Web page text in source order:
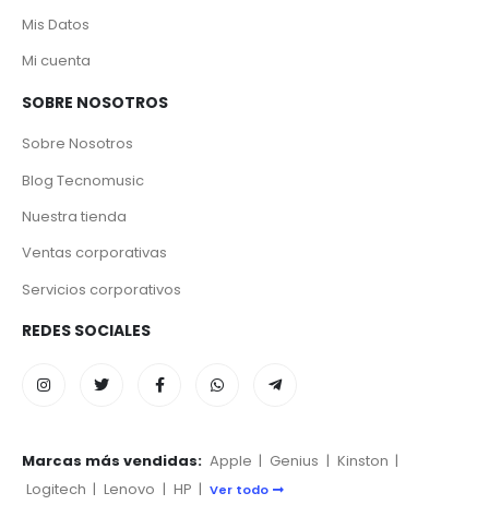
Mis Datos
Mi cuenta
SOBRE NOSOTROS
Sobre Nosotros
Blog Tecnomusic
Nuestra tienda
Ventas corporativas
Servicios corporativos
REDES SOCIALES
Marcas más vendidas: Apple | Genius | Kinston |
Logitech | Lenovo | HP | Ver todo